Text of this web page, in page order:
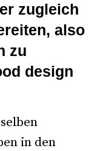
zugleich
also
zu
design
in den